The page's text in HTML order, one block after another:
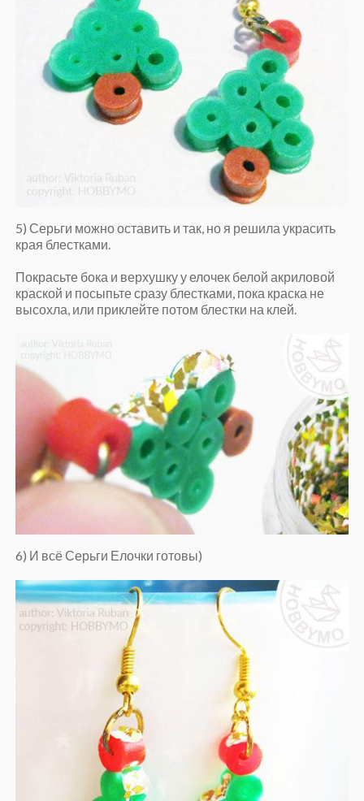
5) Серьги можно оставить и так, но я решила украсить
края блестками.
Покрасьте бока и верхушку у елочек белой акриловой
краской и посыпьте сразу блестками, пока краска не
высохла, или приклейте потом блестки на клей.
6) И всё Серьги Елочки готовы)